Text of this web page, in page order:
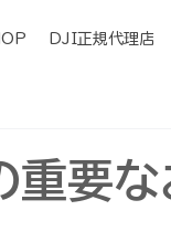
DJI正規代理店
重要